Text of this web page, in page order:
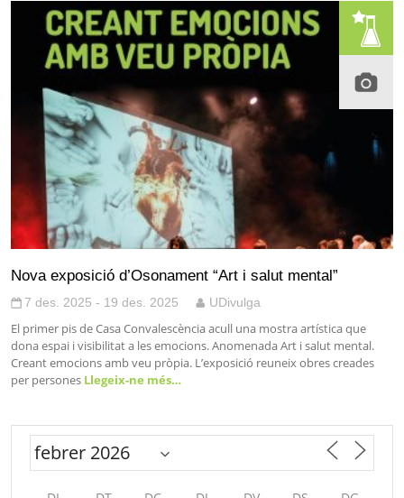
Nova exposició d’Osonament “Art i salut mental”
7 des. 2025 - 19 des. 2025 UDivulga
El primer pis de Casa Convalescència acull una mostra artística que
dona espai i visibilitat a les emocions. Anomenada Art i salut mental.
Creant emocions amb veu pròpia. L’exposició reuneix obres creades
per persones Llegeix-ne més…